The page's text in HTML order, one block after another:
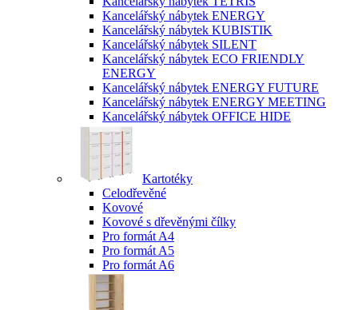
Kancelářský nábytek ENERGY
Kancelářský nábytek KUBISTIK
Kancelářský nábytek SILENT
Kancelářský nábytek ECO FRIENDLY
ENERGY
Kancelářský nábytek ENERGY FUTURE
Kancelářský nábytek ENERGY MEETING
Kancelářský nábytek OFFICE HIDE
Kartotéky
Celodřevěné
Kovové
Kovové s dřevěnými čílky
Pro formát A4
Pro formát A5
Pro formát A6